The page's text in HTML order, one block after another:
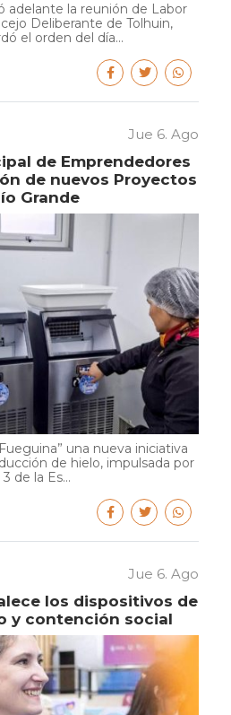
adelante la reunión de Labor
Deliberante de Tolhuin,
el orden del día...
Jue 6. Ago
de Emprendedores
de nuevos Proyectos
Grande
una nueva iniciativa
de hielo, impulsada por
de la Es...
Jue 6. Ago
los dispositivos de
y contención social